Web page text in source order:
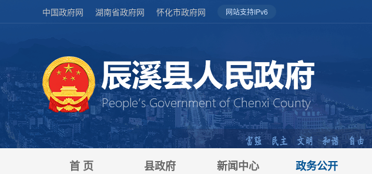
中国政府网 湖南省政府网 怀化市政府网 网站支持IPv6
首 页 县政府 新闻中心 政务公开